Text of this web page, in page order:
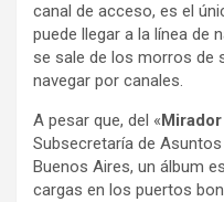
canal de acceso, es el
puede llegar a la línea de
se sale de los morros de
navegar por canales.
A pesar que, del «
Subsecretaría de
Buenos Aires, un álbum
cargas en los puertos